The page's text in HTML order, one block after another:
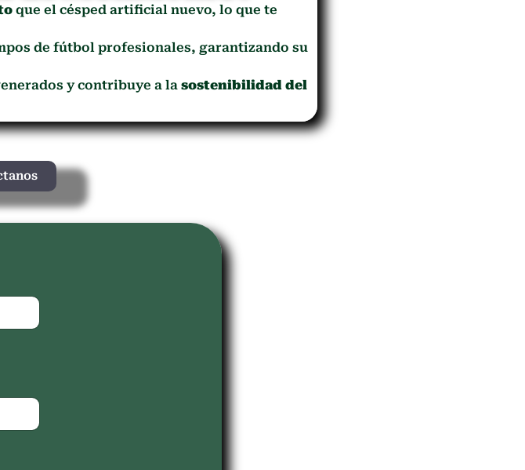
que el césped artificial nuevo, lo que te
de fútbol profesionales, garantizando su
y contribuye a la sostenibilidad del